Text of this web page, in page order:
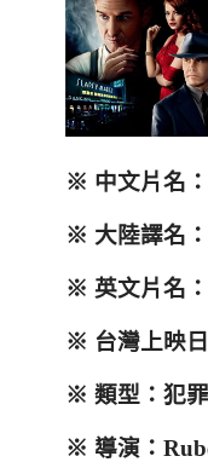
※ 中文片名
※ 大陸譯名
※ 英文片名：
※ 台灣上映
※ 類型：犯
※ 導演：